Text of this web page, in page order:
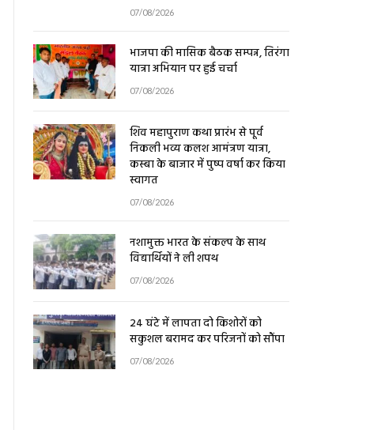
07/08/2026
भाजपा की मासिक बैठक सम्पन्न, तिरंगा
यात्रा अभियान पर हुई चर्चा
07/08/2026
शिव महापुराण कथा प्रारंभ से पूर्व
निकली भव्य कलश आमंत्रण यात्रा,
कस्बा के बाजार में पुष्प वर्षा कर किया
स्वागत
07/08/2026
नशामुक्त भारत के संकल्प के साथ
विद्यार्थियों ने ली शपथ
07/08/2026
24 घंटे में लापता दो किशोरों को
सकुशल बरामद कर परिजनों को सौंपा
07/08/2026